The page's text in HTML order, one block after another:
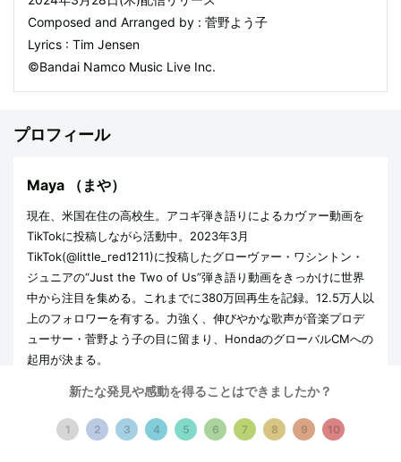
Composed and Arranged by : 菅野よう子
Lyrics : Tim Jensen
©Bandai Namco Music Live Inc.
プロフィール
Maya （まや）
現在、米国在住の高校生。アコギ弾き語りによるカヴァー動画を
TikTokに投稿しながら活動中。2023年3月
TikTok(@little_red1211)に投稿したグローヴァー・ワシントン・
ジュニアの“Just the Two of Us”弾き語り動画をきっかけに世界
中から注目を集める。これまでに380万回再生を記録。12.5万人以
上のフォロワーを有する。力強く、伸びやかな歌声が音楽プロデ
ューサー・菅野よう子の目に留まり、HondaのグローバルCMへの
起用が決まる。
菅野よう子 （かんの・ようこ）
新たな発見や感動を得ることはできましたか？
1 2 3 4 5 6 7 8 9 10